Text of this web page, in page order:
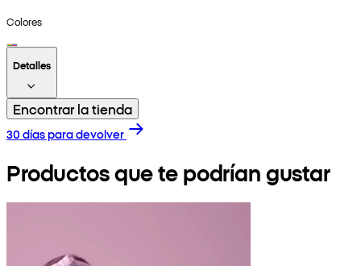
Colores
Detalles
Encontrar la tienda
30 días para devolver
Productos que te podrían gustar